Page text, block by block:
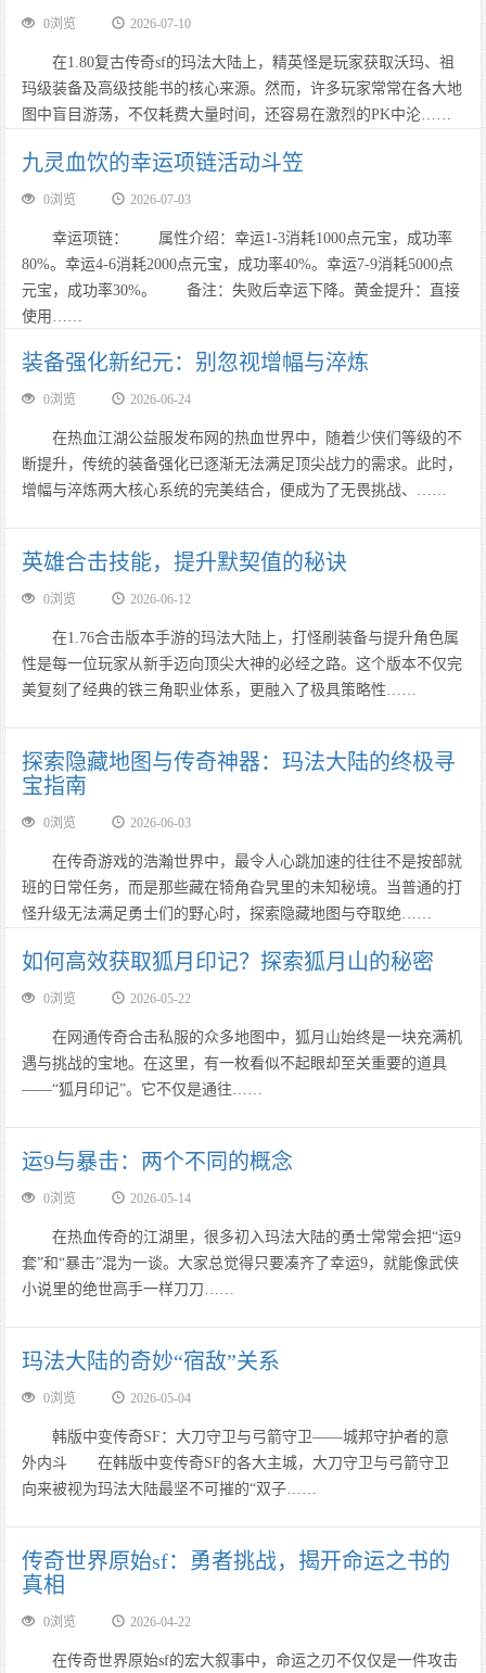
0浏览 2026-07-10
在1.80复古传奇sf的玛法大陆上，精英怪是玩家获取沃玛、祖
玛级装备及高级技能书的核心来源。然而，许多玩家常常在各大地
图中盲目游荡，不仅耗费大量时间，还容易在激烈的PK中沦……
九灵血饮的幸运项链活动斗笠
0浏览 2026-07-03
幸运项链： 属性介绍：幸运1-3消耗1000点元宝，成功率
80%。幸运4-6消耗2000点元宝，成功率40%。幸运7-9消耗5000点
元宝，成功率30%。 备注：失败后幸运下降。黄金提升：直接
使用……
装备强化新纪元：别忽视增幅与淬炼
0浏览 2026-06-24
在热血江湖公益服发布网的热血世界中，随着少侠们等级的不
断提升，传统的装备强化已逐渐无法满足顶尖战力的需求。此时，
增幅与淬炼两大核心系统的完美结合，便成为了无畏挑战、……
英雄合击技能，提升默契值的秘诀
0浏览 2026-06-12
在1.76合击版本手游的玛法大陆上，打怪刷装备与提升角色属
性是每一位玩家从新手迈向顶尖大神的必经之路。这个版本不仅完
美复刻了经典的铁三角职业体系，更融入了极具策略性……
探索隐藏地图与传奇神器：玛法大陆的终极寻
宝指南
0浏览 2026-06-03
在传奇游戏的浩瀚世界中，最令人心跳加速的往往不是按部就
班的日常任务，而是那些藏在犄角旮旯里的未知秘境。当普通的打
怪升级无法满足勇士们的野心时，探索隐藏地图与夺取绝……
如何高效获取狐月印记？探索狐月山的秘密
0浏览 2026-05-22
在网通传奇合击私服的众多地图中，狐月山始终是一块充满机
遇与挑战的宝地。在这里，有一枚看似不起眼却至关重要的道具
——“狐月印记”。它不仅是通往……
运9与暴击：两个不同的概念
0浏览 2026-05-14
在热血传奇的江湖里，很多初入玛法大陆的勇士常常会把“运9
套”和“暴击”混为一谈。大家总觉得只要凑齐了幸运9，就能像武侠
小说里的绝世高手一样刀刀……
玛法大陆的奇妙“宿敌”关系
0浏览 2026-05-04
韩版中变传奇SF：大刀守卫与弓箭守卫——城邦守护者的意
外内斗 在韩版中变传奇SF的各大主城，大刀守卫与弓箭守卫
向来被视为玛法大陆最坚不可摧的“双子……
传奇世界原始sf：勇者挑战，揭开命运之书的
真相
0浏览 2026-04-22
在传奇世界原始sf的宏大叙事中，命运之刃不仅仅是一件攻击